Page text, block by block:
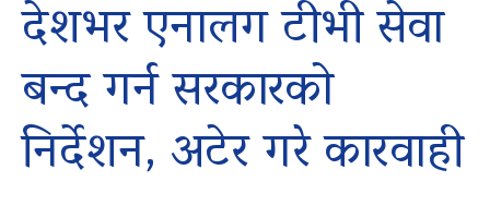
देशभर एनालग टीभी सेवा
बन्द गर्न सरकारको
निर्देशन, अटेर गरे कारवाही